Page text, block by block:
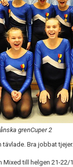
grenCuper 2
Bra jobbat tjejer.
till helgen 21-22/